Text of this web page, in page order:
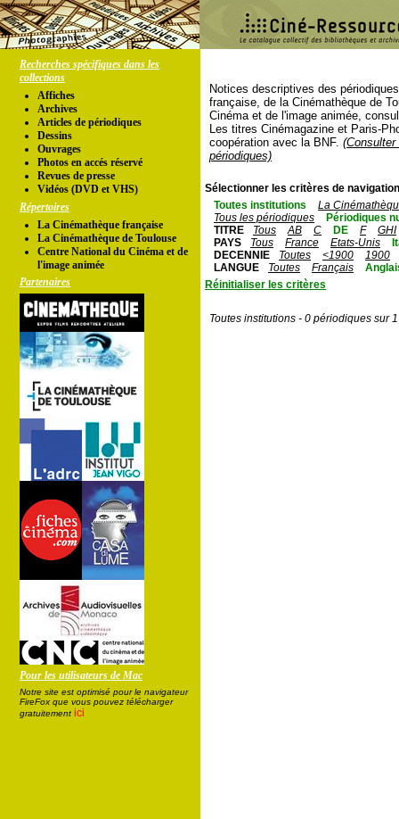
Recherches spécifiques dans les
collections
Affiches
Archives
Articles de périodiques
Dessins
Ouvrages
Photos en accés réservé
Revues de presse
Vidéos (DVD et VHS)
Répertoires
La Cinémathèque française
La Cinémathèque de Toulouse
Centre National du Cinéma et de
l'image animée
Partenaires
Pour les utilisateurs de Mac
Notre site est optimisé pour le navigateur
FireFox que vous pouvez télécharger
gratuitement ici
Notices descriptives des
française, de la Cinémathèque de
Cinéma et de l'image animée,
Les titres Cinémagazine et Paris-
coopération avec la BNF.
périodiques)
Sélectionner les critères de
Toutes institutions
La
Tous les périodiques
Périodiques
TITRE
Tous AB C DE F
GHI
PAYS
Tous France Etats-Unis
DECENNIE
Toutes <1900
1900
LANGUE
Toutes Français
Réinitialiser les critères
Toutes institutions - 0 périodiques sur